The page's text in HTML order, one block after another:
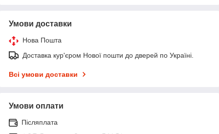
Умови доставки
Нова Пошта
Доставка кур'єром Нової пошти до дверей по Україні.
Всі умови доставки
Умови оплати
Післяплата